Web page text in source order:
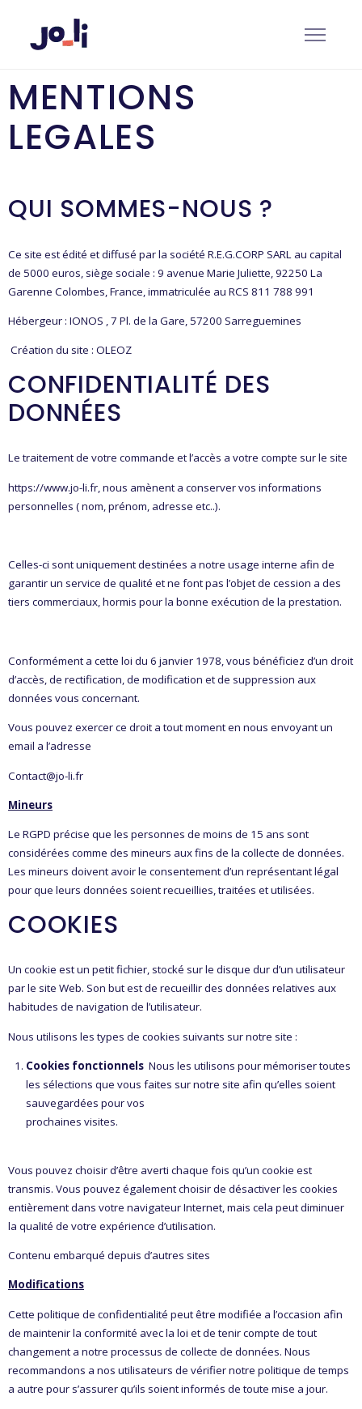
MENTIONS
LEGALES
QUI SOMMES-NOUS ?
Ce site est édité et diffusé par la société R.E.G.CORP SARL au capital
de 5000 euros, siège sociale : 9 avenue Marie Juliette, 92250 La
Garenne Colombes, France, immatriculée au RCS 811 788 991
Hébergeur : IONOS , 7 Pl. de la Gare, 57200 Sarreguemines
Création du site : OLEOZ
CONFIDENTIALITÉ DES
DONNÉES
Le traitement de votre commande et l’accès a votre compte sur le site
https://www.jo-li.fr , nous amènent a conserver vos informations
personnelles ( nom, prénom, adresse etc..).
Celles-ci sont uniquement destinées a notre usage interne afin de
garantir un service de qualité et ne font pas l’objet de cession a des
tiers commerciaux, hormis pour la bonne exécution de la prestation.
Conformément a cette loi du 6 janvier 1978, vous bénéficiez d’un droit
d’accès, de rectification, de modification et de suppression aux
données vous concernant.
Vous pouvez exercer ce droit a tout moment en nous envoyant un
email a l’adresse
Contact@jo-li.fr
Mineurs
Le RGPD précise que les personnes de moins de 15 ans sont
considérées comme des mineurs aux fins de la collecte de données.
Les mineurs doivent avoir le consentement d’un représentant légal
pour que leurs données soient recueillies, traitées et utilisées.
COOKIES
Un cookie est un petit fichier, stocké sur le disque dur d’un utilisateur
par le site Web. Son but est de recueillir des données relatives aux
habitudes de navigation de l’utilisateur.
Nous utilisons les types de cookies suivants sur notre site :
Cookies fonctionnels Nous les utilisons pour mémoriser toutes
les sélections que vous faites sur notre site afin qu’elles soient
sauvegardées pour vos
prochaines visites.
Vous pouvez choisir d’être averti chaque fois qu’un cookie est
transmis. Vous pouvez également choisir de désactiver les cookies
entièrement dans votre navigateur Internet, mais cela peut diminuer
la qualité de votre expérience d’utilisation.
Contenu embarqué depuis d’autres sites
Modifications
Cette politique de confidentialité peut être modifiée a l’occasion afin
de maintenir la conformité avec la loi et de tenir compte de tout
changement a notre processus de collecte de données. Nous
recommandons a nos utilisateurs de vérifier notre politique de temps
a autre pour s’assurer qu’ils soient informés de toute mise a jour.